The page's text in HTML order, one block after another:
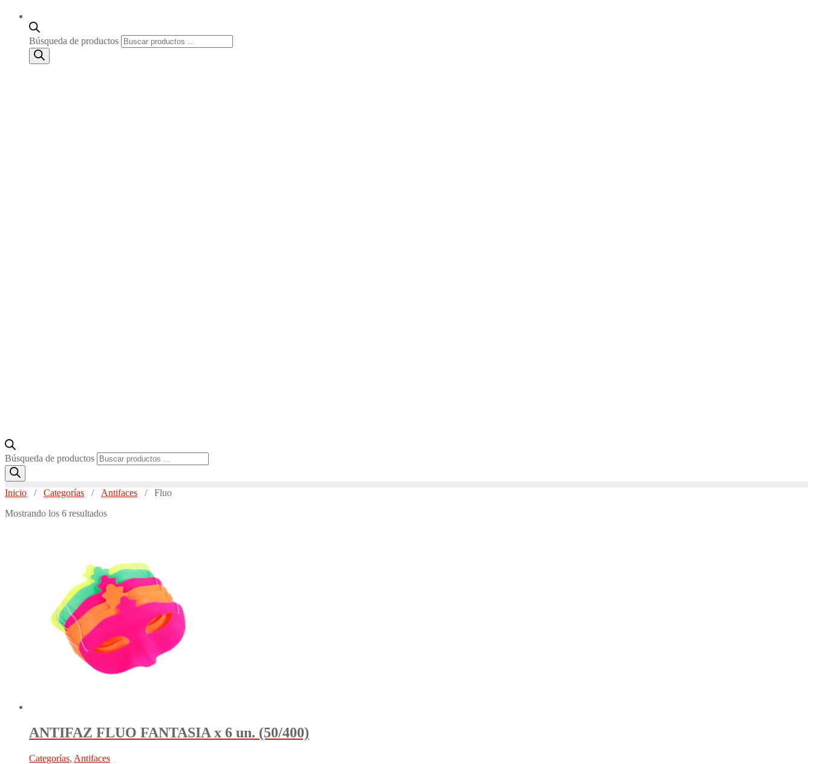
Búsqueda de productos
Búsqueda de productos
Inicio / Categorías / Antifaces / Fluo
Mostrando los 6 resultados
ANTIFAZ FLUO FANTASIA x 6 un. (50/400)
Categorías, Antifaces